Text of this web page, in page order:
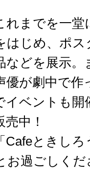
れまでを一
はじめ、ポ
などを展示
優が劇中で
イベントも
中！
Cafeときし
お過ごしくだ